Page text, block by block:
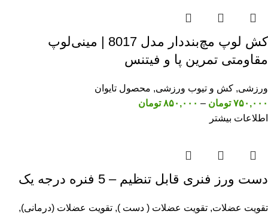
کش لوپ مچ‌بنددار مدل 8017 | مینی‌لوپ
مقاومتی تمرین پا و فیتنس
ورزشی, کش و تیوب ورزشی, محصول تایوان
۷۵۰,۰۰۰ تومان – ۸۵۰,۰۰۰ تومان
اطلاعات بیشتر
دست ورز فنری قابل تنظیم – 5 فنره درجه یک
تقویت عضلات, تقویت عضلات ( دست ), تقویت عضلات (درمانی),